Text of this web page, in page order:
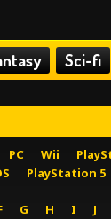
Sci-fi
PC Wii
PlayStation 5
G H I J